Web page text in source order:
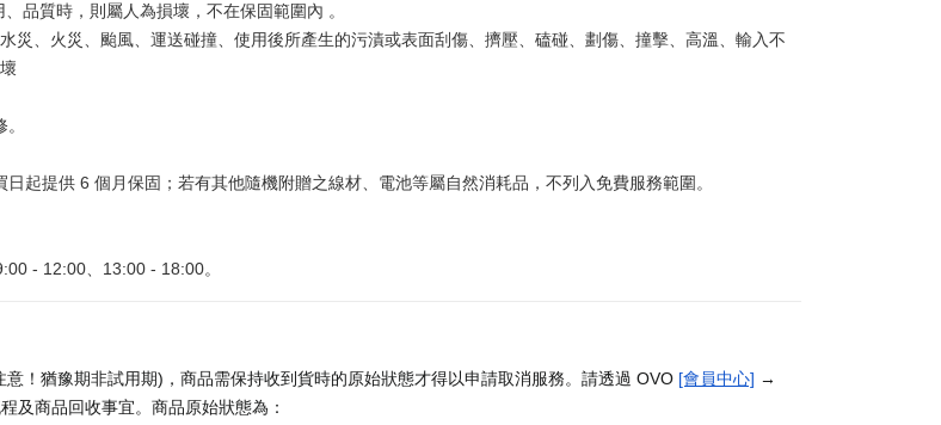
品質時，則屬人為損壞，不在保固範圍內 。
災、火災、颱風、運送碰撞、使用後所產生的污漬或表面刮傷、擠壓、磕碰、劃傷、撞擊、高溫、輸入不
起提供 6 個月保固；若有其他隨機附贈之線材、電池等屬自然消耗品，不列入免費服務範圍。
- 12:00、13:00 - 18:00。
！猶豫期非試用期)，商品需保持收到貨時的原始狀態才得以申請取消服務。請透過 OVO [會員中心] →
及商品回收事宜。商品原始狀態為：